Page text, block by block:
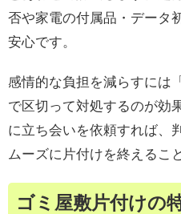
否や家電の付属品・データ
安心です。
感情的な負担を減らすには
で区切って対処するのが効
に立ち会いを依頼すれば、
ムーズに片付けを終えるこ
ゴミ屋敷片付けの